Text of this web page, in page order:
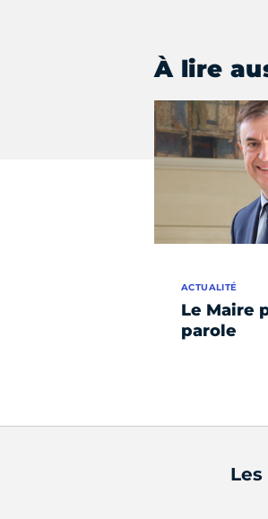
À lire
Le Maire
parole
ACTUALITÉ